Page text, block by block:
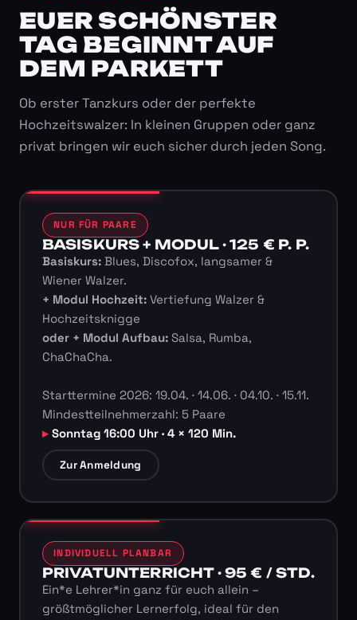
EUER SCHÖNSTER
TAG BEGINNT AUF
DEM PARKETT
Ob erster Tanzkurs oder der perfekte
Hochzeitswalzer: In kleinen Gruppen oder ganz
privat bringen wir euch sicher durch jeden Song.
NUR FÜR PAARE
BASISKURS + MODUL · 125 € P. P.
Basiskurs:Blues, Discofox, langsamer &
Wiener Walzer.
+ Modul Hochzeit:Vertiefung Walzer &
Hochzeitsknigge
oder + Modul Aufbau:Salsa, Rumba,
ChaChaCha.
Starttermine 2026: 19.04. · 14.06. · 04.10. · 15.11.
Mindestteilnehmerzahl: 5 Paare
Sonntag 16:00 Uhr · 4 × 120 Min.
Zur Anmeldung
INDIVIDUELL PLANBAR
PRIVATUNTERRICHT · 95 € / STD.
Ein*e Lehrer*in ganz für euch allein –
größtmöglicher Lernerfolg, ideal für den